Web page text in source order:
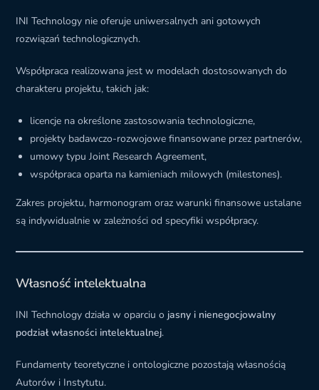
INI Technology nie oferuje uniwersalnych ani gotowych
rozwiązań technologicznych.
Współpraca realizowana jest w modelach dostosowanych do
charakteru projektu, takich jak:
licencje na określone zastosowania technologiczne,
projekty badawczo-rozwojowe finansowane przez partnerów,
umowy typu Joint Research Agreement,
współpraca oparta na kamieniach milowych (milestones).
Zakres projektu, harmonogram oraz warunki finansowe ustalane
są indywidualnie w zależności od specyfiki współpracy.
Własność intelektualna
INI Technology działa w oparciu o jasny i nienegocjowalny
podział własności intelektualnej.
Fundamenty teoretyczne i ontologiczne pozostają własnością
Autorów i Instytutu.